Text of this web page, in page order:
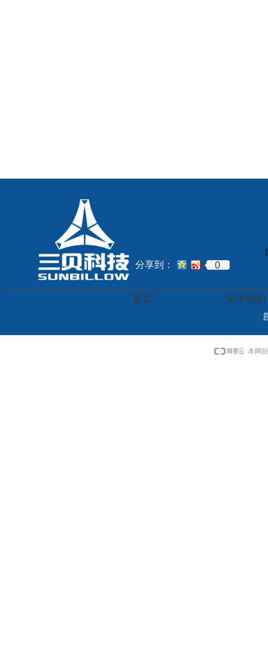
首页 关于我们
分享到： 0
本网